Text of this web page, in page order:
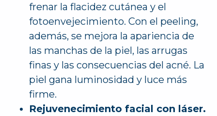
frenar la flacidez cutánea y el
fotoenvejecimiento. Con el peeling,
además, se mejora la apariencia de
las manchas de la piel, las arrugas
finas y las consecuencias del acné. La
piel gana luminosidad y luce más
firme.
Rejuvenecimiento facial con láser.